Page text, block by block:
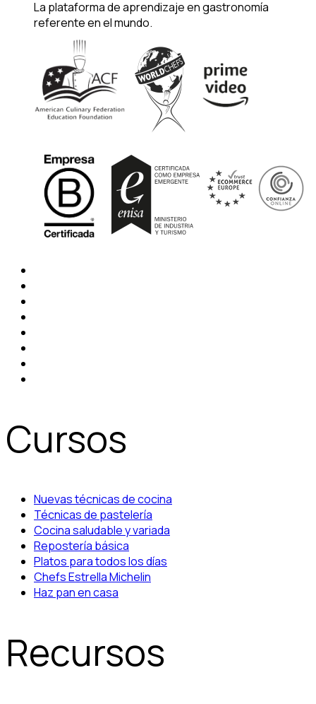
La plataforma de aprendizaje en gastronomía
referente en el mundo.
Cursos
Nuevas técnicas de cocina
Técnicas de pastelería
Cocina saludable y variada
Repostería básica
Platos para todos los días
Chefs Estrella Michelin
Haz pan en casa
Recursos